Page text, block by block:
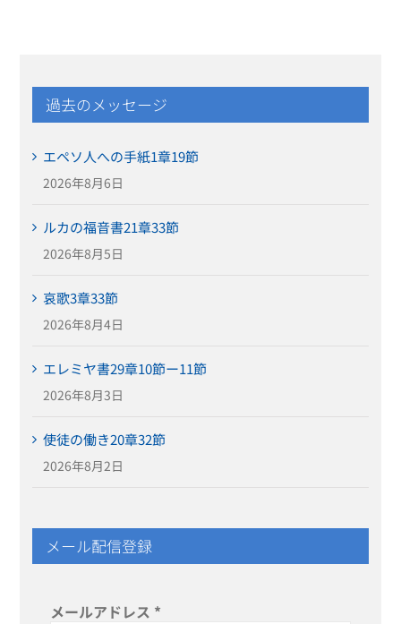
過去のメッセージ
エペソ人への手紙1章19節
2026年8月6日
ルカの福音書21章33節
2026年8月5日
哀歌3章33節
2026年8月4日
エレミヤ書29章10節ー11節
2026年8月3日
使徒の働き20章32節
2026年8月2日
メール配信登録
メールアドレス *